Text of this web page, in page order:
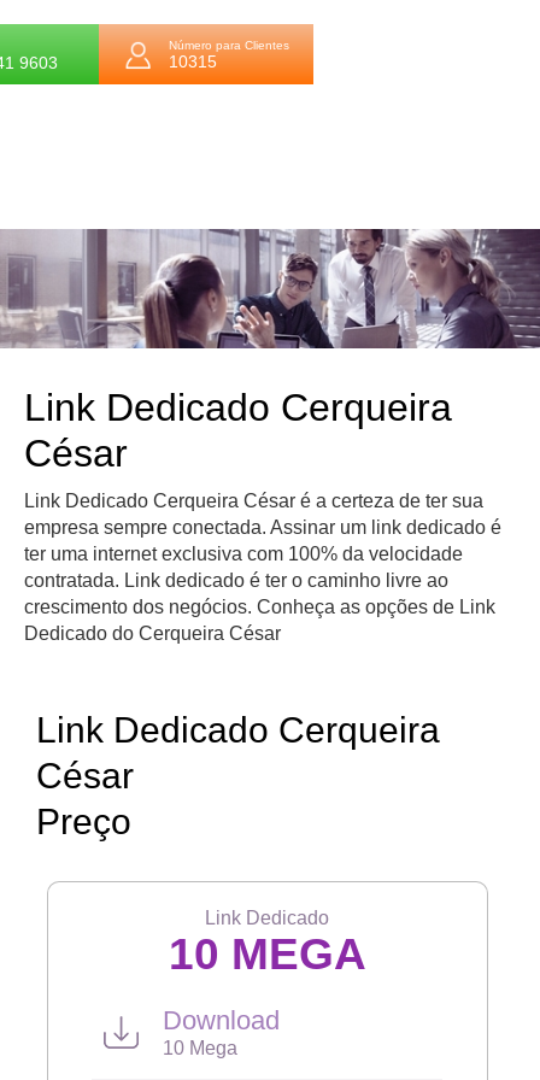
9603
Número para Clientes
10315
Link Dedicado Cerqueira
César
Link Dedicado Cerqueira César é a certeza de ter sua
empresa sempre conectada. Assinar um link dedicado é
ter uma internet exclusiva com 100% da velocidade
contratada. Link dedicado é ter o caminho livre ao
crescimento dos negócios. Conheça as opções de Link
Dedicado do Cerqueira César
Link Dedicado Cerqueira
César
Preço
Link Dedicado
10 MEGA
Download
10 Mega